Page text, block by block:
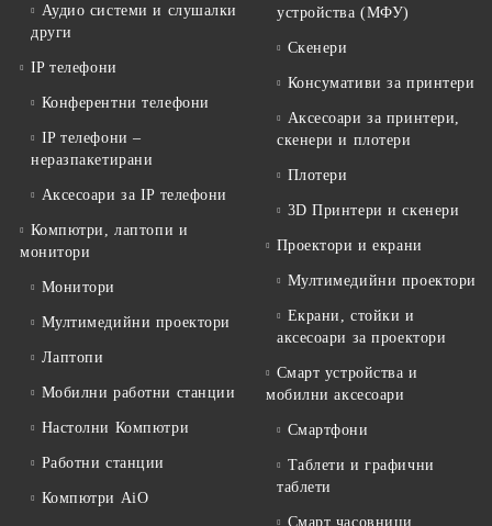
Аудио системи и слушалки
други
IP телефони
Конферентни телефони
IP телефони –
неразпакетирани
Аксесоари за IP телефони
Компютри, лаптопи и
монитори
Монитори
Мултимедийни проектори
Лаптопи
Мобилни работни станции
Настолни Компютри
Работни станции
Компютри AiO
устройства (МФУ)
Скенери
Консумативи за принтери
Аксесоари за принтери,
скенери и плотери
Плотери
3D Принтери и скенери
Проектори и екрани
Мултимедийни проектори
Екрани, стойки и
аксесоари за проектори
Смарт устройства и
мобилни аксесоари
Смартфони
Таблети и графични
таблети
Смарт часовници